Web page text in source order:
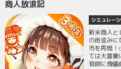
商人放浪記
シミュレー
新米商人と
の街並みに
市を再現！
ては大富豪
官師に傀儡